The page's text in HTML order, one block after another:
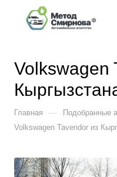
Volkswagen
Главная — Подобранные
Volkswagen Tavendor из